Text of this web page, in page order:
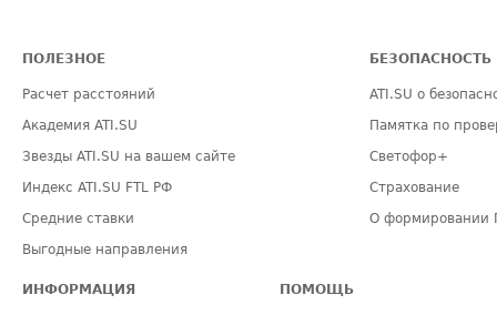
ПОЛЕЗНОЕ
Расчет расстояний
Академия ATI.SU
Звезды ATI.SU на вашем сайте
Индекс ATI.SU FTL РФ
Средние ставки
Выгодные направления
БЕЗОПАСНОСТЬ
ATI.SU о
Памятка по
Светофор+
Страхование
О формировании
ИНФОРМАЦИЯ ПОМОЩЬ